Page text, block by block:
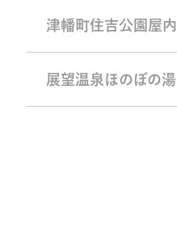
津幡町住吉公園屋
展望温泉ほのぼの湯